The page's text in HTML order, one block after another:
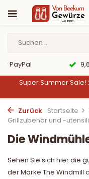
PayPal
Super Summer
Zurück Startseite
Grillzubehör und -
Die
Sehen Sie sich hier die
der Marke The Windmill